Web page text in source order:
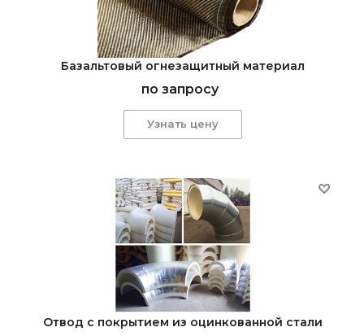
Базальтовый огнезащитный материал
по запросу
Узнать цену
Отвод с покрытием из оцинкованной стали